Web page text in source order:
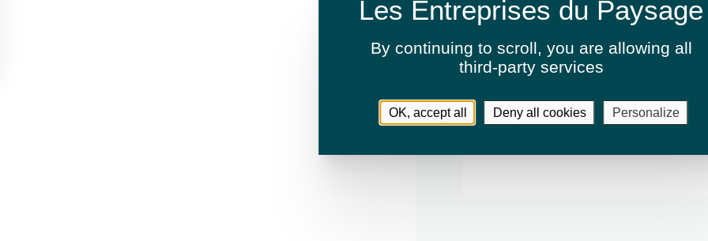
présentation.
Entretien de jardins ou espaces
By continuing to scroll, you are allowing all
third-party services
OK, accept all Deny all cookies Personalize